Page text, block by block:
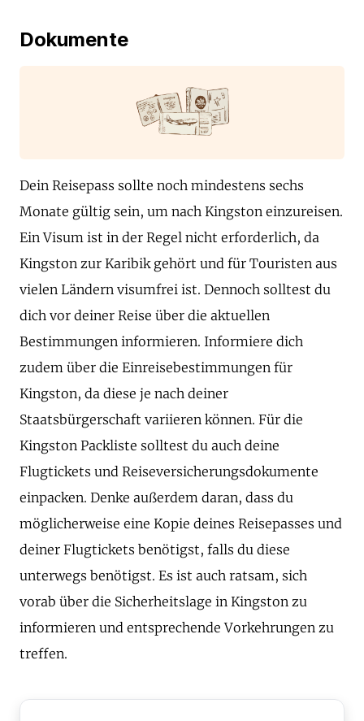
Dokumente
Dein Reisepass sollte noch mindestens sechs
Monate gültig sein, um nach Kingston einzureisen.
Ein Visum ist in der Regel nicht erforderlich, da
Kingston zur Karibik gehört und für Touristen aus
vielen Ländern visumfrei ist. Dennoch solltest du
dich vor deiner Reise über die aktuellen
Bestimmungen informieren. Informiere dich
zudem über die Einreisebestimmungen für
Kingston, da diese je nach deiner
Staatsbürgerschaft variieren können. Für die
Kingston Packliste solltest du auch deine
Flugtickets und Reiseversicherungsdokumente
einpacken. Denke außerdem daran, dass du
möglicherweise eine Kopie deines Reisepasses und
deiner Flugtickets benötigst, falls du diese
unterwegs benötigst. Es ist auch ratsam, sich
vorab über die Sicherheitslage in Kingston zu
informieren und entsprechende Vorkehrungen zu
treffen.